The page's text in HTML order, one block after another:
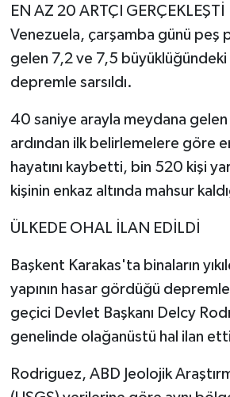
EN AZ 20 ARTÇI GERÇEKLEŞTİ
Venezuela, çarşamba günü peş
gelen 7,2 ve 7,5
depremle sarsıldı.
40 saniye arayla meydana
ardından ilk belirlemelere göre
hayatını kaybetti, bin 520 kişi
kişinin enkaz altında mahsur
ÜLKEDE OHAL İLAN EDİLDİ
Başkent Karakas'ta binaların
yapının hasar gördüğü
geçici Devlet Başkanı Delcy
genelinde olağanüstü hal ilan
Rodriguez, ABD Jeolojik